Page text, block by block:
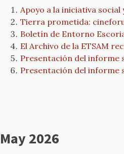
Apoyo a la iniciativa social
Tierra prometida:
Boletín de Entorno
El Archivo de la ETSAM
Presentación del informe
Presentación del informe
May 2026